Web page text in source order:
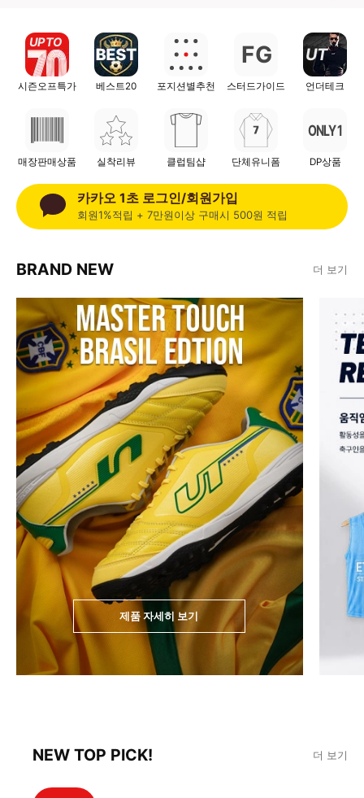
UP TO
시즌오프특가 베스트20 포지션별추천
FG
스터드가이드
UT
언더테크
매장판매상품 실착리뷰 클럽팀샵 단체유니폼
ONLY 1
DP상품
카카오 1초 로그인/회원가입
회원1%적립 + 7만원이상 구매시 500원 적립
BRAND NEW 더 보기
제품 자세히 보기
NEW TOP PICK! 더 보기